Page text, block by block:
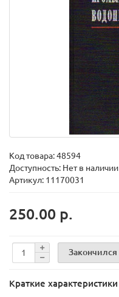
Код товара:48594
Доступность: Нет в наличии
Артикул: 11170031
250.00 р.
Закончился
Краткие характеристики